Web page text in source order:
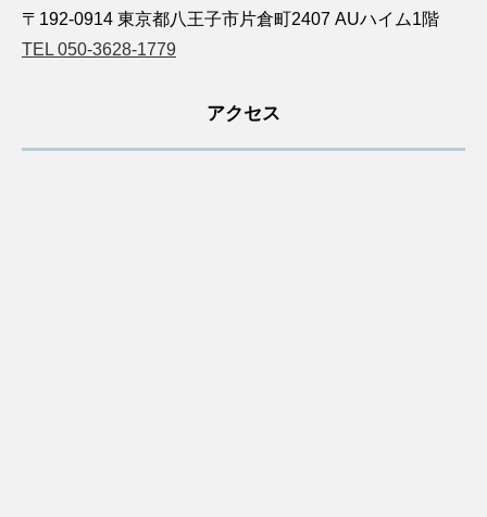
〒192-0914 東京都八王子市片倉町2407 AUハイム1階
TEL 050-3628-1779
アクセス